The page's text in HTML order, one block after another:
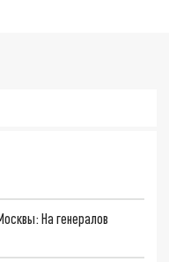
На генералов